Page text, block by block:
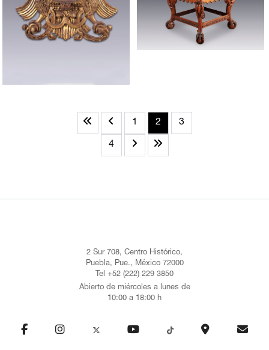
1 2 3
4
2 Sur 708, Centro Histórico,
Puebla, Pue., México 72000
Tel +52 (222) 229 3850
Abierto de miércoles a lunes de
10:00 a 18:00 h